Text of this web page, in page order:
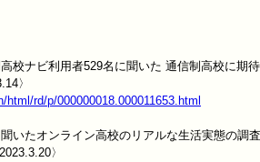
校ナビ利用者529名に聞いた 通信制高校に期
rd/p/000000018.000011653.html
いたオンライン高校のリアルな生活実態の調